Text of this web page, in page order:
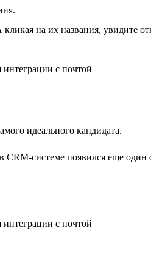
на их названия, увидите
идеального кандидата.
CRM-системе появился еще